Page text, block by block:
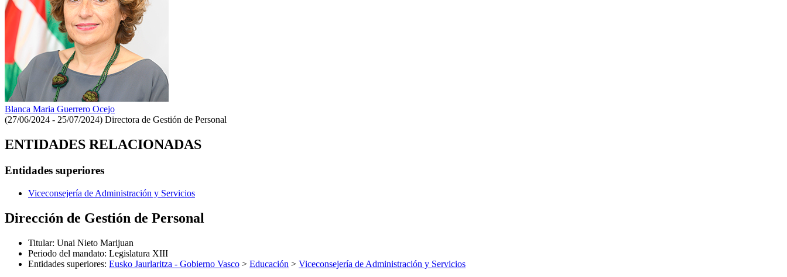
Blanca Maria Guerrero Ocejo
(27/06/2024 - 25/07/2024) Directora de Gestión de Personal
ENTIDADES RELACIONADAS
Entidades superiores
Viceconsejería de Administración y Servicios
Dirección de Gestión de Personal
Titular: Unai Nieto Marijuan
Periodo del mandato: Legislatura XIII
Entidades superiores: Eusko Jaurlaritza - Gobierno Vasco > Educación > Viceconsejería de Administración y Servicios